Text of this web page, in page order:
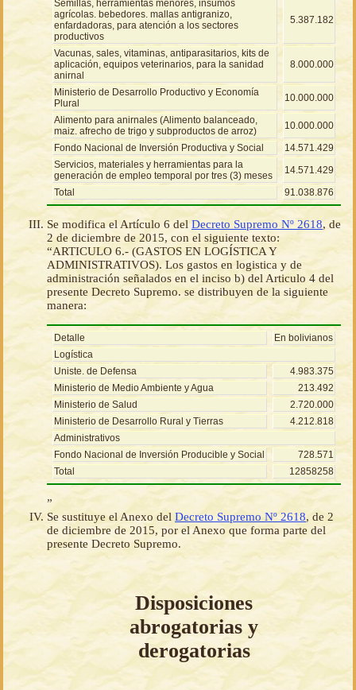
Semillas, herramientas menores, insumos
agrícolas. bebedores. mallas antigranizo,
enfardadoras, para atención a los sectores
productivos
5.387.182
Vacunas, sales, vitaminas, antiparasitarios, kits de
aplicación, equipos veterinarios, para la sanidad
anirnal
8.000.000
Ministerio de Desarrollo Productivo y Economía
Plural
10.000.000
Alimento para anirnales (Alimento balanceado,
maiz. afrecho de trigo y subproductos de arroz)
10.000.000
Fondo Nacional de Inversión Productiva y Social
14.571.429
Servicios, materiales y herramientas para la
generación de empleo temporal por tres (3) meses
14.571.429
Total
91.038.876
Se modifica el Artículo 6 delDecreto Supremo Nº 2618, de
2 de diciembre de 2015, con el siguiente texto:
“ARTICULO 6.- (GASTOS EN LOGÍSTICA Y
ADMINISTRATIVOS). Los gastos en logistica y de
administración señalados en el inciso b) del Articulo 4 del
presente Decreto Supremo. se distribuyen de la siguiente
manera:
Detalle
En bolivianos
Logística
Uniste. de Defensa
4.983.375
Ministerio de Medio Ambiente y Agua
213.492
Ministerio de Salud
2.720.000
Ministerio de Desarrollo Rural y Tierras
4.212.818
Administrativos
Fondo Nacional de Inversión Producible y Social
728.571
Total
12858258
”
Se sustituye el Anexo del Decreto Supremo Nº 2618, de 2
de diciembre de 2015, por el Anexo que forma parte del
presente Decreto Supremo.
Disposiciones
abrogatorias y
derogatorias